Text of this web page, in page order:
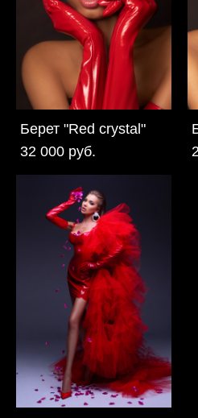
Берет "Red crystal"
32 000 pуб.